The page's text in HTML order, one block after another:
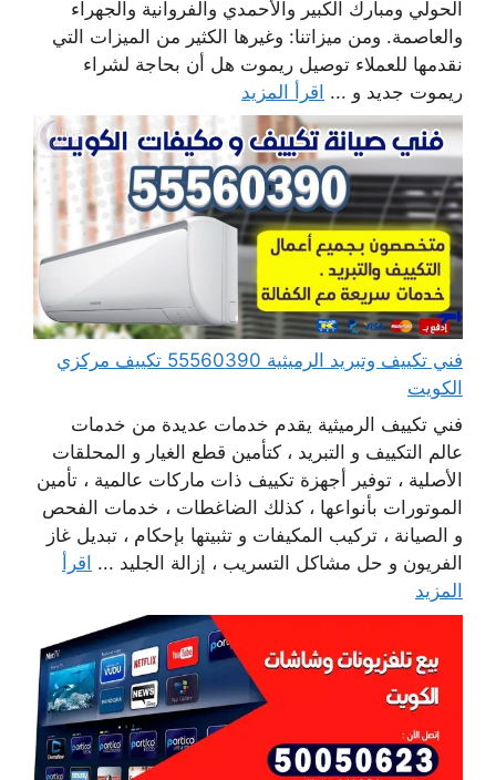
الحولي ومبارك الكبير والأحمدي والفروانية والجهراء
والعاصمة. ومن ميزاتنا: وغيرها الكثير من الميزات التي
نقدمها للعملاء توصيل ريموت هل أن بحاجة لشراء
ريموت جديد و ... اقرأ المزيد
فني تكييف وتبريد الرميثية 55560390 تكييف مركزي
الكويت
فني تكييف الرميثية يقدم خدمات عديدة من خدمات
عالم التكييف و التبريد ، كتأمين قطع الغيار و المحلقات
الأصلية ، توفير أجهزة تكييف ذات ماركات عالمية ، تأمين
الموتورات بأنواعها ، كذلك الضاغطات ، خدمات الفحص
و الصيانة ، تركيب المكيفات و تثبيتها بإحكام ، تبديل غاز
الفريون و حل مشاكل التسريب ، إزالة الجليد ... اقرأ
المزيد